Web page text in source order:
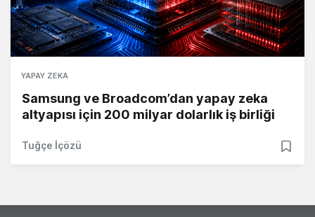
YAPAY ZEKA
Samsung ve Broadcom’dan yapay zeka
altyapısı için 200 milyar dolarlık iş birliği
Tuğçe İçözü